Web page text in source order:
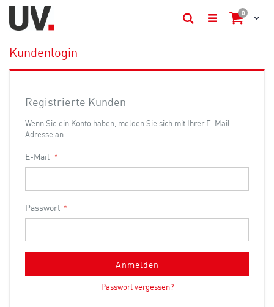
Cart
0Artikel
Suche
Kundenlogin
Registrierte Kunden
Wenn Sie ein Konto haben, melden Sie sich mit Ihrer E-Mail-
Adresse an.
E-Mail
Passwort
Anmelden
Passwort vergessen?